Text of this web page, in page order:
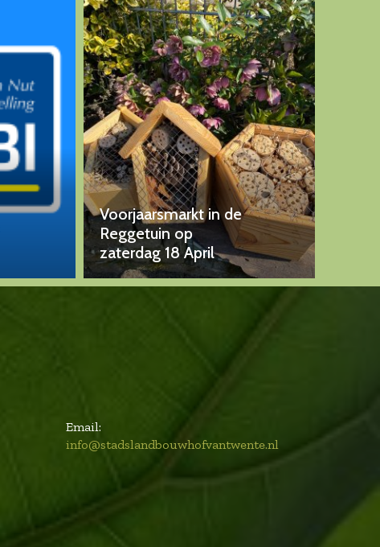
Voorjaarsmarkt in de
Reggetuin op
zaterdag 18 April
Email:
info@stadslandbouwhofvantwente.nl